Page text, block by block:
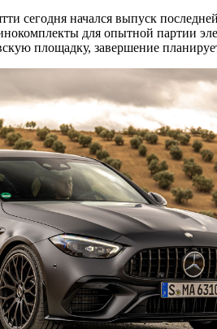
сегодня начался выпуск
для опытной партии
площадку, завершение